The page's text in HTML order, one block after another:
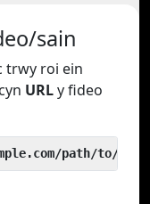
sain
trwy roi ein
cyn URLy fideo
path/to/